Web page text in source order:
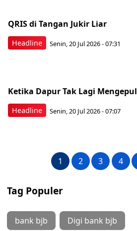
Headline
QRIS di Tangan Jukir Liar
Senin, 20 Jul 2026 - 07:31
Headline
Ketika Dapur Tak Lagi Mengepul
Senin, 20 Jul 2026 - 07:07
1 2 3 4
Tag Populer
bank bjb Digi bank bjb